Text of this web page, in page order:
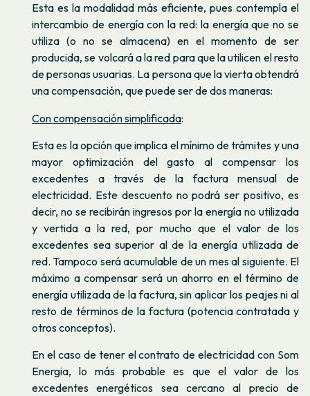
Esta es la modalidad más eficiente, pues contempla el
intercambio de energía con la red: la energía que no se
utiliza (o no se almacena) en el momento de ser
producida, se volcará a la red para que la utilicen el resto
de personas usuarias. La persona que la vierta obtendrá
una compensación, que puede ser de dos maneras:
Concompensación simplificada:
Esta es la opción que implica el mínimo de trámites y una
mayor optimización del gasto al compensar los
excedentes a través de la factura mensual de
electricidad. Este descuento no podrá ser positivo, es
decir, no se recibirán ingresos por la energía no utilizada
y vertida a la red, por mucho que el valor de los
excedentes sea superior al de la energía utilizada de
red. Tampoco será acumulable de un mes al siguiente. El
máximo a compensar será un ahorro en el término de
energía utilizada de la factura, sin aplicar los peajes ni al
resto de términos de la factura (potencia contratada y
otros conceptos).
En el caso de tener el contrato de electricidad con Som
Energia, lo más probable es que el valor de los
excedentes energéticos sea cercano al precio de